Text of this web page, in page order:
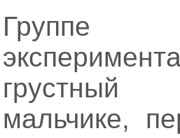
Группе
грустный
мальчике,